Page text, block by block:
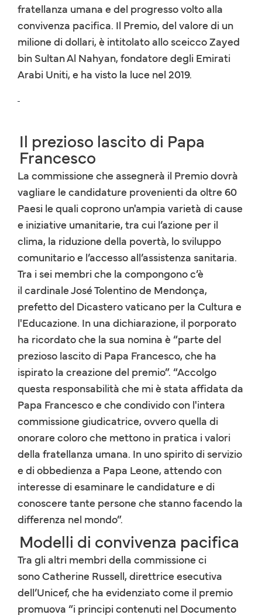
fratellanza umana e del progresso volto alla
convivenza pacifica. Il Premio, del valore di un
milione di dollari, è intitolato allo sceicco Zayed
bin Sultan Al Nahyan, fondatore degli Emirati
Arabi Uniti, e ha visto la luce nel 2019.
Il prezioso lascito di Papa
Francesco
La commissione che assegnerà il Premio dovrà
vagliare le candidature provenienti da oltre 60
Paesi le quali coprono un'ampia varietà di cause
e iniziative umanitarie, tra cui l’azione per il
clima, la riduzione della povertà, lo sviluppo
comunitario e l’accesso all’assistenza sanitaria.
Tra i sei membri che la compongono c’è
il cardinale José Tolentino de Mendonça,
prefetto del Dicastero vaticano per la Cultura e
l'Educazione. In una dichiarazione, il porporato
ha ricordato che la sua nomina è “parte del
prezioso lascito di Papa Francesco, che ha
ispirato la creazione del premio”. “Accolgo
questa responsabilità che mi è stata affidata da
Papa Francesco e che condivido con l'intera
commissione giudicatrice, ovvero quella di
onorare coloro che mettono in pratica i valori
della fratellanza umana. In uno spirito di servizio
e di obbedienza a Papa Leone, attendo con
interesse di esaminare le candidature e di
conoscere tante persone che stanno facendo la
differenza nel mondo”.
Modelli di convivenza pacifica
Tra gli altri membri della commissione ci
sono Catherine Russell, direttrice esecutiva
dell’Unicef, che ha evidenziato come il premio
promuova “i principi contenuti nel Documento